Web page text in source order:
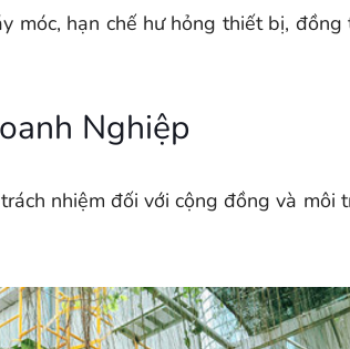
móc, hạn chế hư hỏng thiết bị,
Nghiệp
nhiệm đối với cộng đồng và